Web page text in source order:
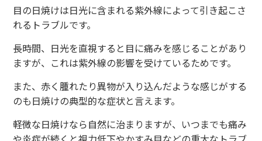
目の日焼けは日光に含まれる紫外線によって引き起こさ
れるトラブルです。
長時間、日光を直視すると目に痛みを感じることがあり
ますが、これは紫外線の影響を受けているためです。
また、赤く腫れたり異物が入り込んだような感じがする
のも日焼けの典型的な症状と言えます。
軽微な日焼けなら自然に治まりますが、いつまでも痛み